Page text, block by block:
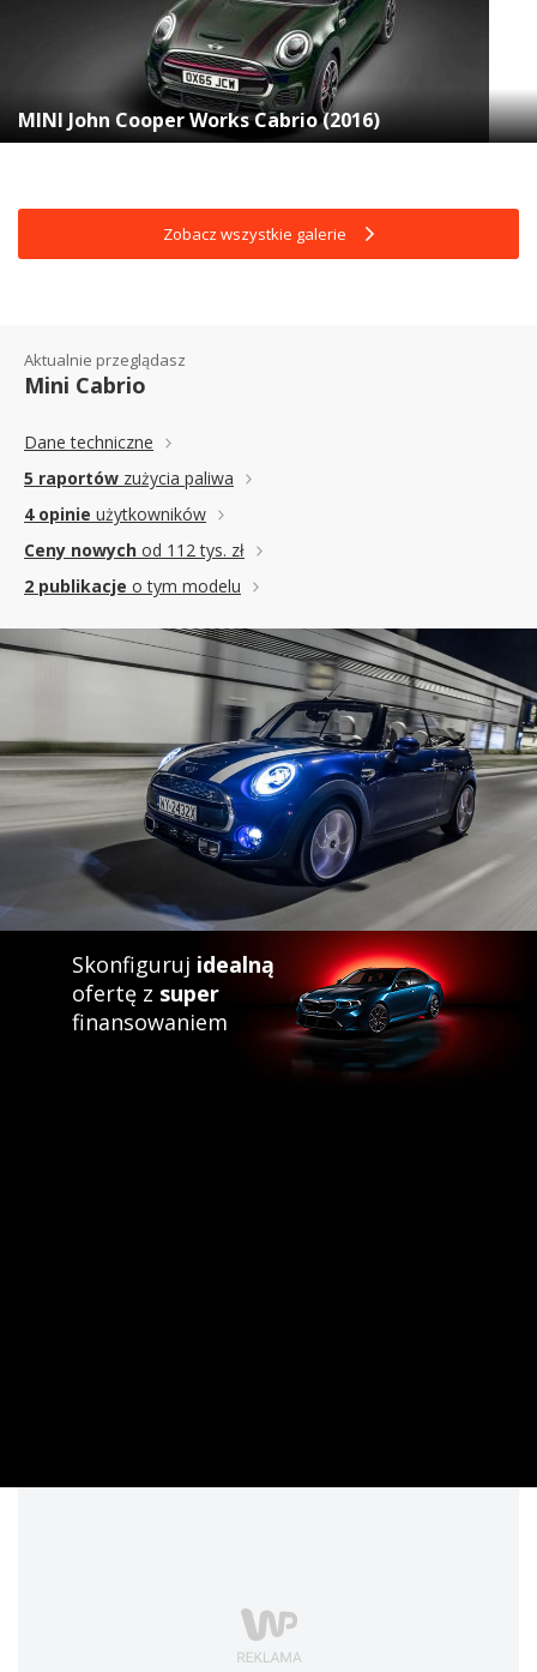
MINI John Cooper Works Cabrio (2016)
Zobacz wszystkie galerie
Aktualnie przeglądasz
Mini Cabrio
Dane techniczne
5 raportów zużycia paliwa
4 opinie użytkowników
Ceny nowych od 112 tys. zł
2 publikacje o tym modelu
Skonfiguruj idealną
ofertę z super
finansowaniem